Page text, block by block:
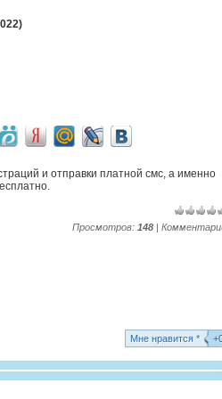
и отправки платной смс, а именно
Просмотров: 148 |
Mне нравится *